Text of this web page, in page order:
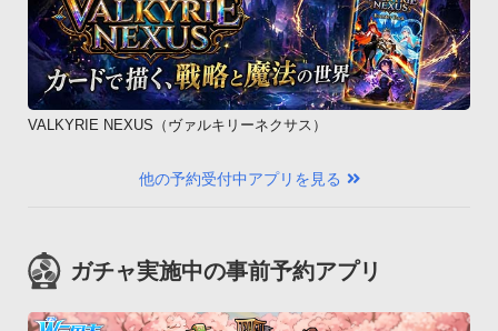
VALKYRIE NEXUS（ヴァルキリーネクサス）
他の予約受付中アプリを見る
ガチャ実施中の事前予約アプリ